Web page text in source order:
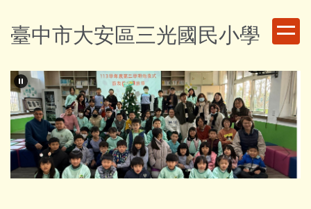
到
主
內
容
區
臺中市大安區三光國民小學